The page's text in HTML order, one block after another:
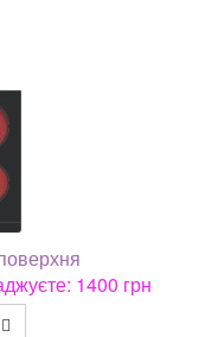
1400 грн